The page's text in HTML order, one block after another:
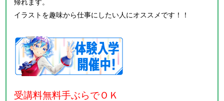
帰れます。
イラストを趣味から仕事にしたい人にオススメです！！
受講料無料手ぶらでＯＫ